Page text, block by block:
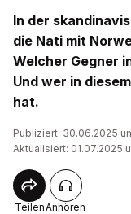
In der
die Nati mit
Welcher Gegner
Und wer in
hat.
Publiziert: 30.06.2025
Aktualisiert: 01.07.2025
TeilenAnhören